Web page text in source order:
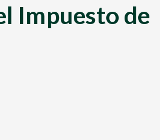
Impuesto de